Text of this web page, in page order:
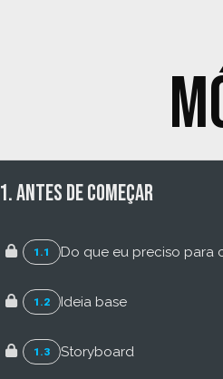
1. Antes de começar
1.1 Do que eu preciso para
1.2 Ideia base
1.3 Storyboard